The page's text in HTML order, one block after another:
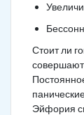
Стоит ли
Эйфория